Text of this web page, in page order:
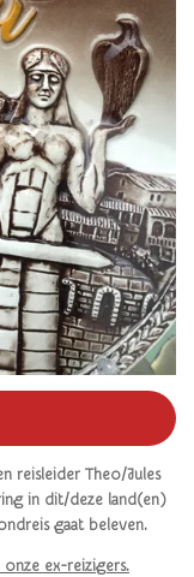
reisleider Theo/Jules
in dit/deze land(en)
gaat beleven.
onze ex-reizigers.